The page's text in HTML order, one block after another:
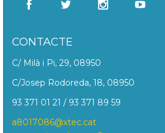
CONTACTE
C/ Milà i Pi, 29, 08950
C/Josep Rodoreda, 18, 08950
93 371 01 21 / 93 371 89 59
a8017086@xtec.cat